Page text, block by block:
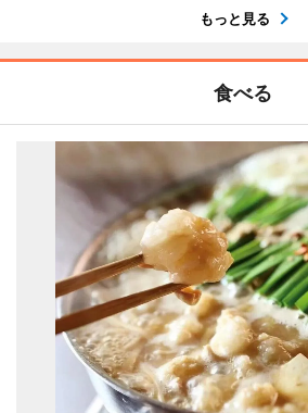
もっと見る
食べる